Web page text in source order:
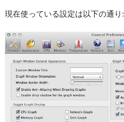
現在使っている設定は以下の通り: